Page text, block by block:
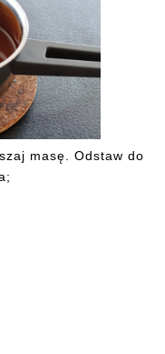
masę. Odstaw do